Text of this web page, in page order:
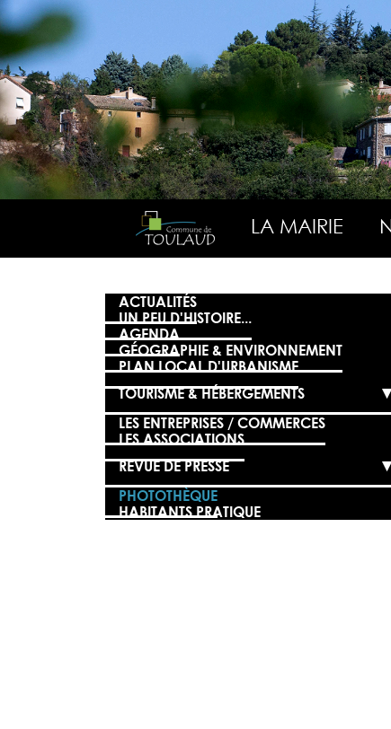
LA MAIRIE
ACTUALITÉS
UN PEU D'HISTOIRE...
AGENDA
GÉOGRAPHIE & ENVIRONNEMENT
PLAN LOCAL D'URBANISME
TOURISME & HÉBERGEMENTS
LES ENTREPRISES / COMMERCES
LES ASSOCIATIONS
REVUE DE PRESSE
PHOTOTHÈQUE
HABITANTS PRATIQUE